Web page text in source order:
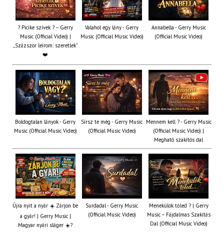
? Picike szívek ? – Gerry
Music (Official Video) |
„Százszor leírom: szeretlek”
❤️
Valahol egy lány - Gerry
Music (Official Music Video)
Annabella - Gerry Music
(Official Music Video)
Boldogtalan lányok - Gerry
Music (Official Music Video)
Sírsz te még - Gerry Music
(Official Music Video)
Mennem kell ? - Gerry Music
(Official Music Video) |
Megható szakítós dal
Újra nyit a nyár ☀️ Zárjon be
a gyár! | Gerry Music |
Magyar nyári sláger ☀️?
Surdadal - Gerry Music
(Official Music Video)
Menekülök tőled ? | Gerry
Music – Fájdalmas Szakítás
Dal (Official Music Video)